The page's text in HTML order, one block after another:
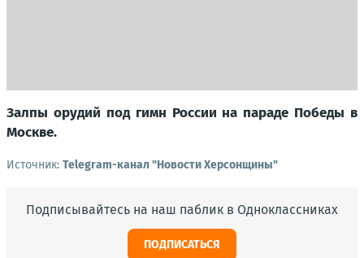
Залпы орудий под гимн России на параде Победы в
Москве.
Источник: Telegram-канал "Новости Херсонщины"
Подписывайтесь на наш паблик в Одноклассниках
ПОДПИСАТЬСЯ